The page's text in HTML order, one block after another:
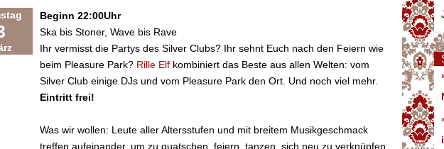
Beginn 22:00Uhr
Ska bis Stoner, Wave bis Rave
Ihr vermisst die Partys des Silver Clubs? Ihr sehnt Euch nach den Feiern wie
beim Pleasure Park? Rille Elf kombiniert das Beste aus allen Welten: vom
Silver Club einige DJs und vom Pleasure Park den Ort. Und noch viel mehr.
Eintritt frei!
Was wir wollen: Leute aller Altersstufen und mit breitem Musikgeschmack
treffen aufeinander, um zu quatschen, feiern, tanzen, sich neu zu verknüpfen